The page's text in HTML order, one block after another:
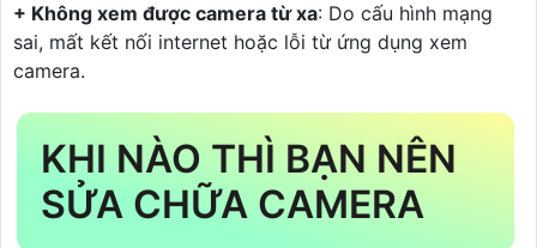
+ Không xem được camera từ xa: Do cấu hình mạng
sai, mất kết nối internet hoặc lỗi từ ứng dụng xem
camera.
KHI NÀO THÌ BẠN NÊN
SỬA CHỮA CAMERA